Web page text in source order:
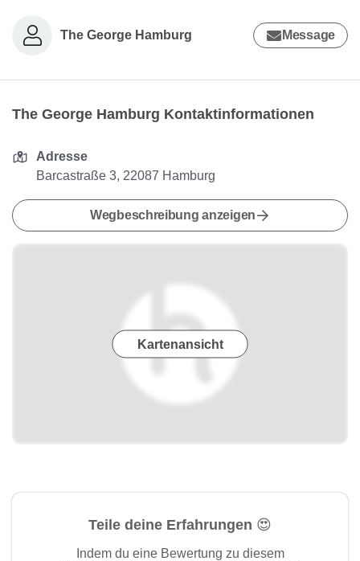
The George Hamburg Message
The George Hamburg Kontaktinformationen
Adresse
Barcastraße 3, 22087 Hamburg
Wegbeschreibung anzeigen
Kartenansicht
Teile deine Erfahrungen 😍
Indem du eine Bewertung zu diesem